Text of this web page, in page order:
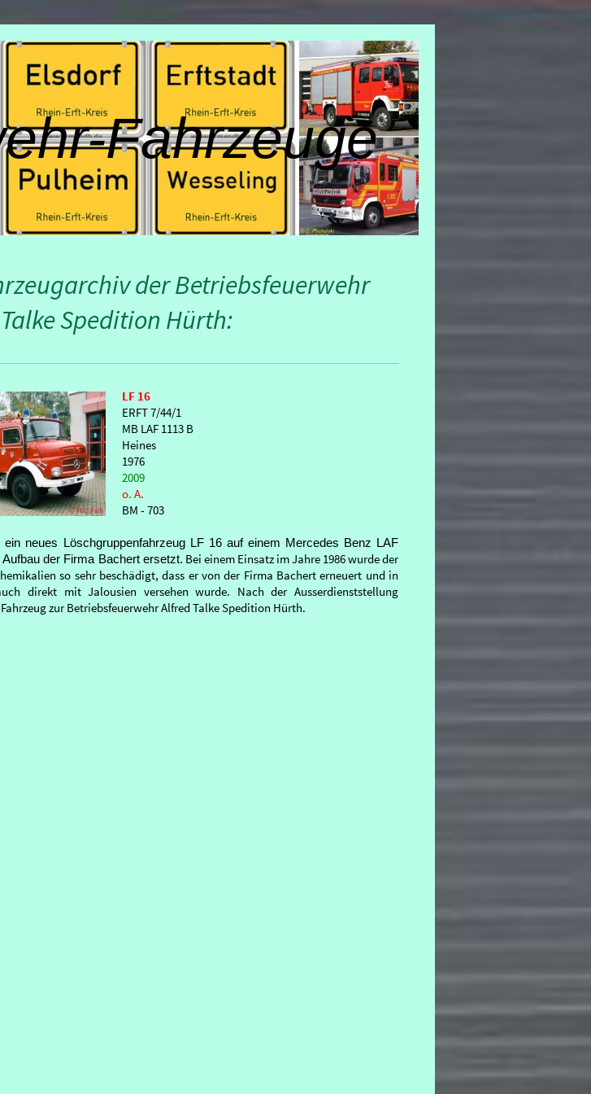
Fahrzeuge
der Betriebsfeuerwehr
Spedition Hürth:
LF 16
ERFT 7/44/1
MB LAF 1113 B
Heines
1976
2009
o. A.
BM - 703
ein neues Löschgruppenfahrzeug LF 16 auf einem Mercedes Benz LAF
Aufbau der Firma Bachert ersetzt. Bei einem Einsatz im Jahre 1986 wurde der
so sehr beschädigt, dass er von der Firma Bachert erneuert und in
direkt mit Jalousien versehen wurde. Nach der Ausserdienststellung
zur Betriebsfeuerwehr Alfred Talke Spedition Hürth.